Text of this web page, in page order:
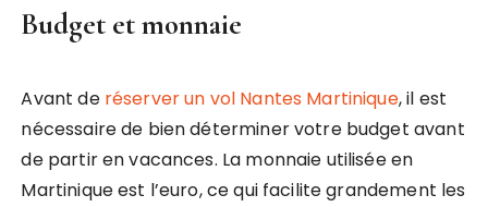
Budget et monnaie
Avant de réserver un vol Nantes Martinique, il est
nécessaire de bien déterminer votre budget avant
de partir en vacances. La monnaie utilisée en
Martinique est l’euro, ce qui facilite grandement les